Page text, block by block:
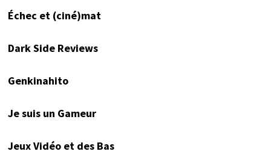
Échec et (ciné)mat
Dark Side Reviews
Genkinahito
Je suis un Gameur
Jeux Vidéo et des Bas